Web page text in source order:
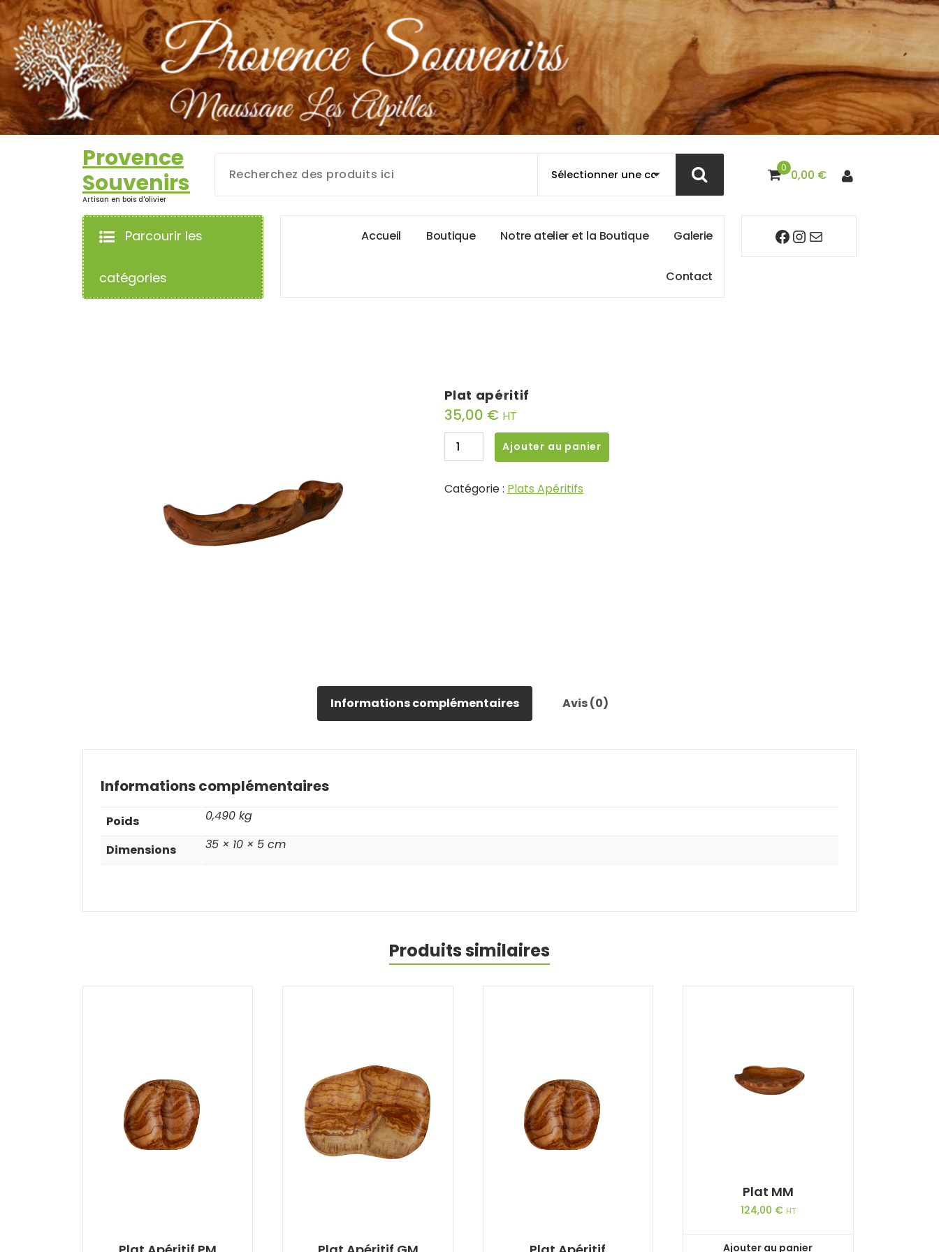
Aller
au
contenu
Provence
Souvenirs
Artisan en bois d'olivier
0 0,00 €
Parcourir les
catégories
Accueil Boutique Notre atelier et la Boutique Galerie
Contact
Facebook
Instagram
Plat apéritif
35,00 € HT
quantité
de
apéritif
Ajouter au panier
Catégorie : Plats Apéritifs
Informations complémentaires Avis (0)
Informations complémentaires
Poids 0,490 kg
Dimensions 35 × 10 × 5 cm
Produits similaires
Plat MM
124,00 € HT
Ajouter au panier